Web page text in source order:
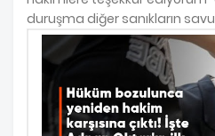
duruşma diğer sanıkların